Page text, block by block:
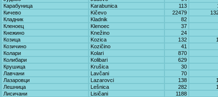
Карабуница
Karabunica 113
Кичево
Kičevo 22479
Кладник
Kladnik
82
Кленоец
Klenoec
37
Кнежино
Knežino
24
Козица
Kozica 132
Козичино
Kozičino
41
Колари
Kolari
870
Колибари
Kolibari
629
Крушица
Krušica
30
Лавчани
Lavčani
70
Лазаровци
Lazarovci 138
Лешница
Lešnica 282
Лисичани
Lisičani
1188